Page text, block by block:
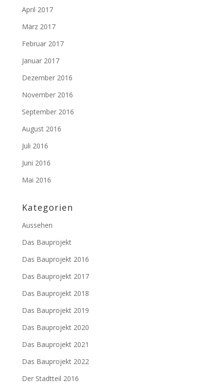
April 2017
März 2017
Februar 2017
Januar 2017
Dezember 2016
November 2016
September 2016
August 2016
Juli 2016
Juni 2016
Mai 2016
Kategorien
Aussehen
Das Bauprojekt
Das Bauprojekt 2016
Das Bauprojekt 2017
Das Bauprojekt 2018
Das Bauprojekt 2019
Das Bauprojekt 2020
Das Bauprojekt 2021
Das Bauprojekt 2022
Der Stadtteil 2016